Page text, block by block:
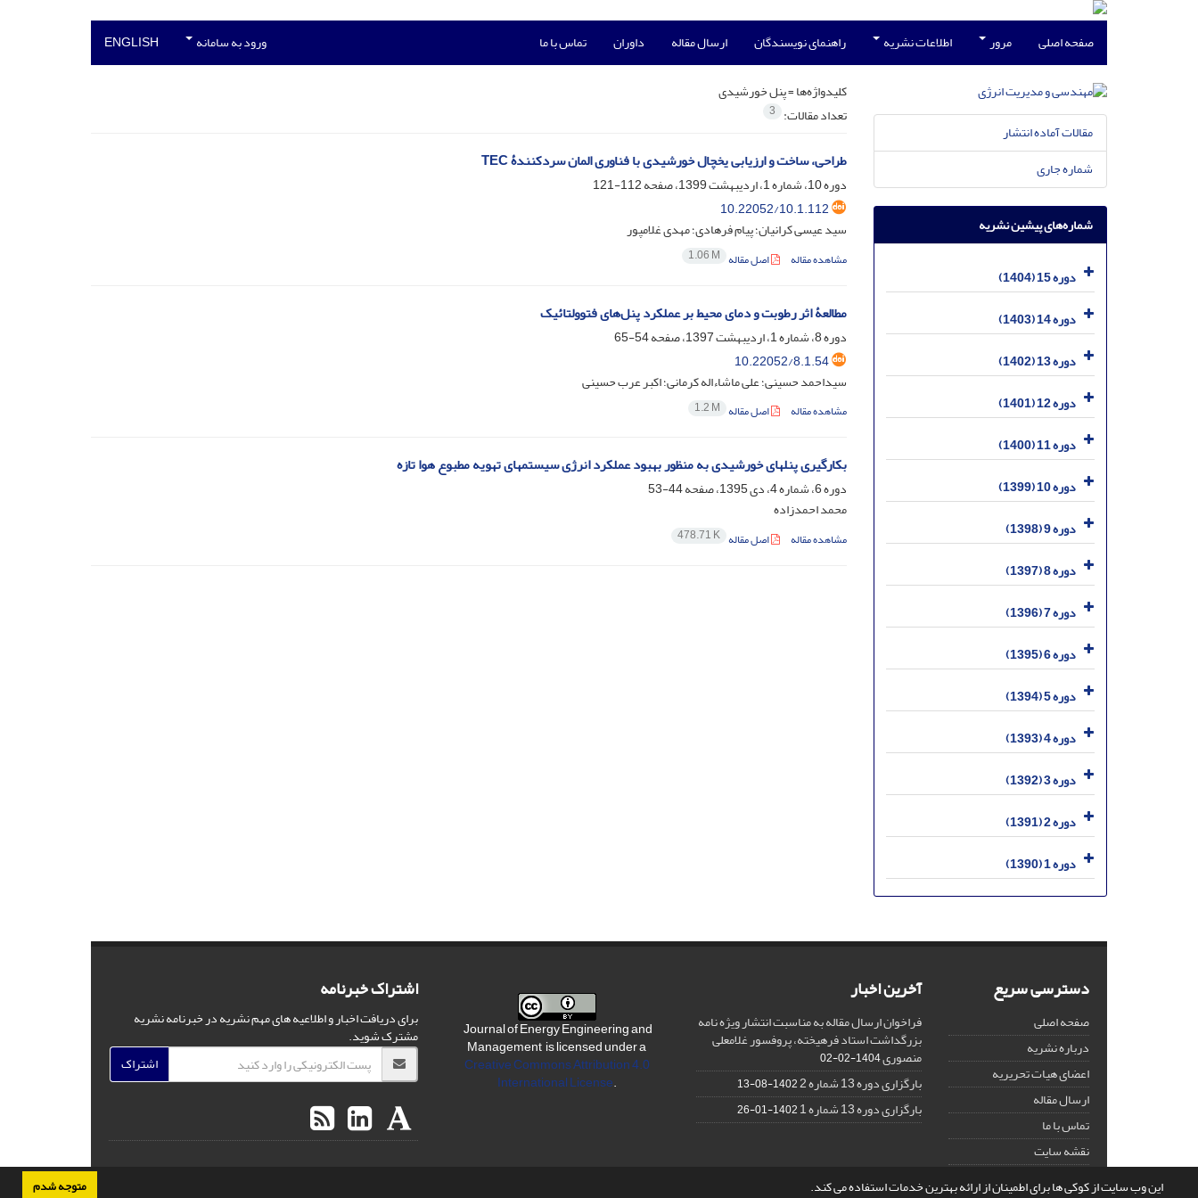
این وب سایت از کوکی ها برای اطمینان از ارائه بهترین خدمات استفاده می کند. متوجه شدم
صفحه اصلی مرور اطلاعات نشریه راهنمای نویسندگان ارسال مقاله داوران تماس با ما ورود به سامانه ENGLISH
کلیدواژه‌ها =پنل خورشیدی
تعداد مقالات: 3
طراحی، ساخت و ارزیابی یخچال خورشیدی با فناوری المان سردکنندۀ TEC
دوره 10، شماره 1، اردیبهشت 1399، صفحه
112-121
10.22052/10.1.112
سید عیسی کرانیان؛ پیام فرهادی؛ مهدی غلامپور
مشاهده مقاله اصل مقاله 1.06 M
مطالعۀ اثر رطوبت و دمای محیط بر عملکرد پنل‌های فتوولتائیک
دوره 8، شماره 1، اردیبهشت 1397، صفحه
54-65
10.22052/8.1.54
سیداحمد حسینی؛ علی ماشاءاله کرمانی؛ اکبر عرب حسینی
مشاهده مقاله اصل مقاله 1.2 M
بکارگیری پنلهای خورشیدی به منظور بهبود عملکرد انرژی سیستمهای تهویه مطبوع هوا تازه
دوره 6، شماره 4، دی 1395، صفحه
44-53
محمد احمدزاده
مشاهده مقاله اصل مقاله 478.71 K
مقالات آماده انتشار
شماره جاری
شماره‌های پیشین نشریه
دوره 15 (1404)
دوره 14 (1403)
دوره 13 (1402)
دوره 12 (1401)
دوره 11 (1400)
دوره 10 (1399)
دوره 9 (1398)
دوره 8 (1397)
دوره 7 (1396)
دوره 6 (1395)
دوره 5 (1394)
دوره 4 (1393)
دوره 3 (1392)
دوره 2 (1391)
دوره 1 (1390)
دسترسی سریع
صفحه اصلی
درباره نشریه
اعضای هیات تحریریه
ارسال مقاله
تماس با ما
نقشه سایت
آخرین اخبار
فراخوان ارسال مقاله به مناسبت انتشار ویژه نامه
بزرگداشت استاد فرهیخته، پروفسور غلامعلی
منصوری1404-02-02
بارگزاری دوره 13 شماره 2 1402-08-13
بارگزاری دوره 13 شماره 1 1402-01-26
Journal of Energy Engineering and
Management is licensed under a
Creative Commons Attribution 4.0
International License.
اشتراک خبرنامه
برای دریافت اخبار و اطلاعیه های مهم نشریه در خبرنامه نشریه
مشترک شوید.
اشتراک